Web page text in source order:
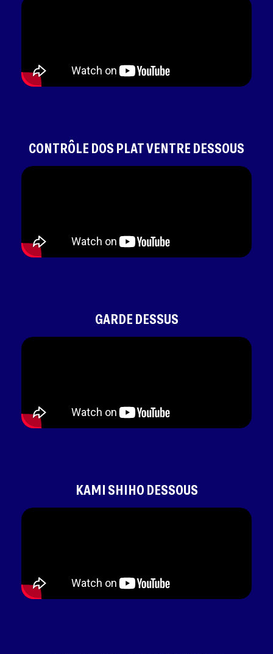
CONTRÔLE DOS PLAT VENTRE DESSOUS
GARDE DESSUS
KAMI SHIHO DESSOUS